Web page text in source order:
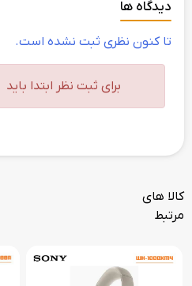
دیدگاه ها
تا کنون نظری ثبت نشده است.
برای ثبت نظر ابتدا باید
کالا های
مرتبط